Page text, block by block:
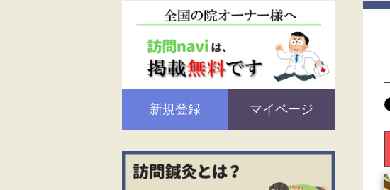
新規登録 マイページ